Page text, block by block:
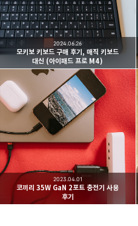
여행하고 사진을 찍습니다. 생각을
구독하기
카카오스토리 밴드
모키보 키보드 구매 후기, 매직 키보드
대신 (아이패드 프로 M4)
2024.06.26
코끼리 35W GaN 2포트 충전기 사용
후기
2023.04.01